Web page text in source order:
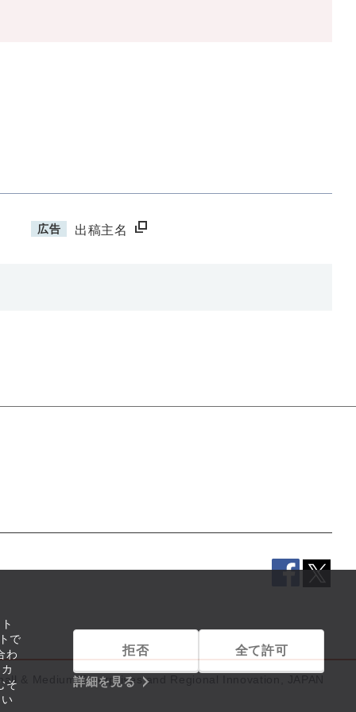
で
わ
そ
拒否 全て許可
詳細を見る
広告 出稿主名
& Medium Enterprises and Regional Innovation, JAPAN